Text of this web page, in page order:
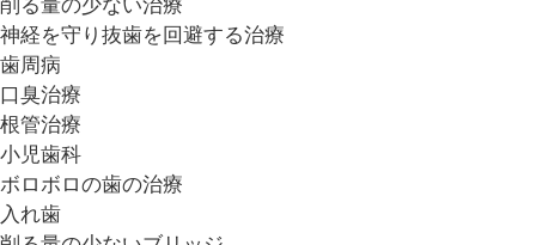
削る量の少ない治療
神経を守り抜歯を回避する治療
歯周病
口臭治療
根管治療
小児歯科
ボロボロの歯の治療
入れ歯